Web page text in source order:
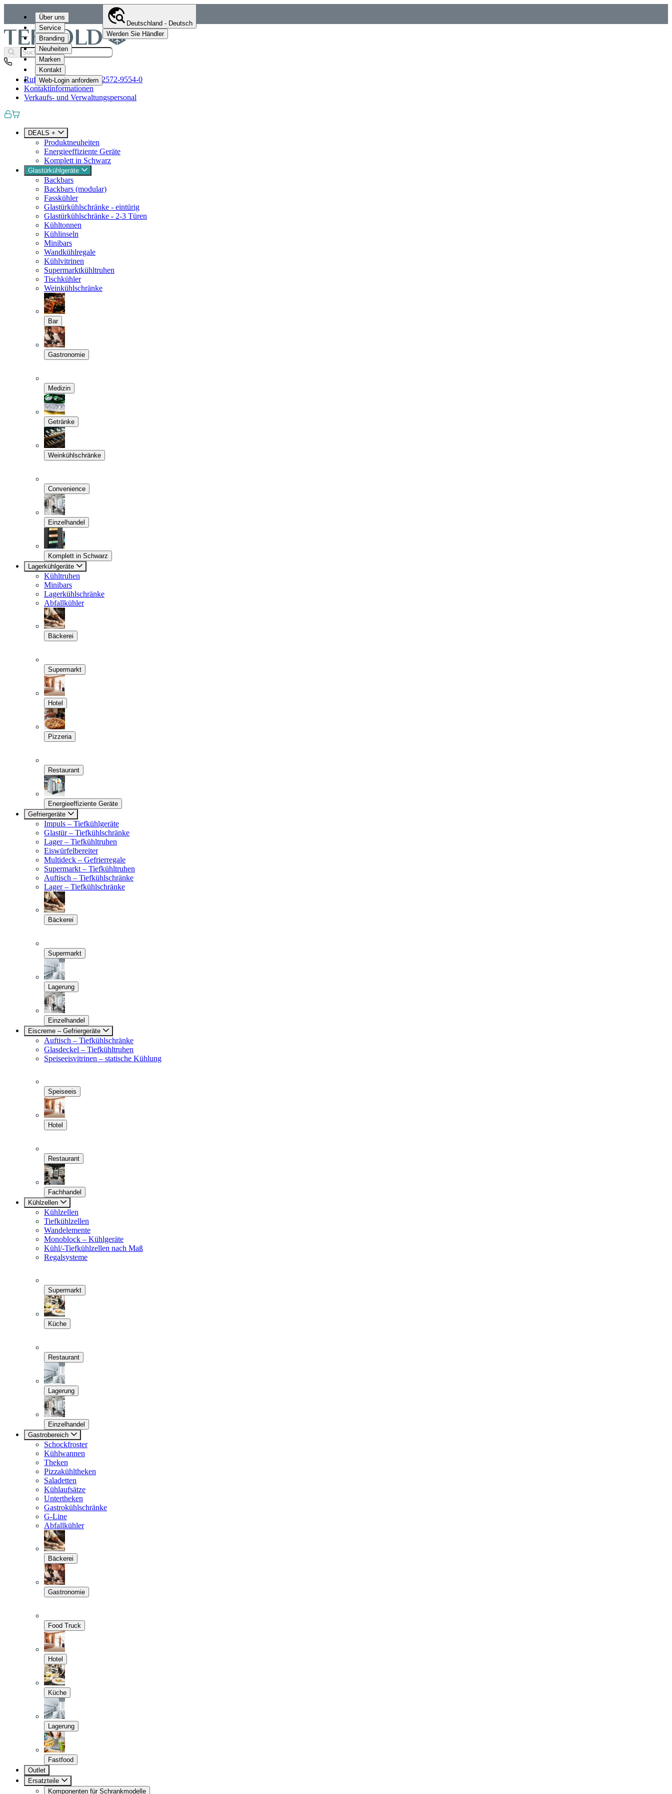
Über uns
Service
Branding
Neuheiten
Marken
Kontakt
Web-Login anfordern
Deutschland - Deutsch
Werden Sie Händler
Rufen Sie uns an+49 (0)2572-9554-0
Kontaktinformationen
Verkaufs- und Verwaltungspersonal
DEALS +
Produktneuheiten
Energieeffiziente Geräte
Komplett in Schwarz
Glastürkühlgeräte
Backbars
Backbars (modular)
Fasskühler
Glastürkühlschränke - eintürig
Glastürkühlschränke - 2-3 Türen
Kühltonnen
Kühlinseln
Minibars
Wandkühlregale
Kühlvitrinen
Supermarktkühltruhen
Tischkühler
Weinkühlschränke
Bar
Gastronomie
Medizin
Getränke
Weinkühlschränke
Convenience
Einzelhandel
Komplett in Schwarz
Lagerkühlgeräte
Kühltruhen
Minibars
Lagerkühlschränke
Abfallkühler
Bäckerei
Supermarkt
Hotel
Pizzeria
Restaurant
Energieeffiziente Geräte
Gefriergeräte
Impuls – Tiefkühlgeräte
Glastür – Tiefkühlschränke
Lager – Tiefkühltruhen
Eiswürfelbereiter
Multideck – Gefrierregale
Supermarkt – Tiefkühltruhen
Auftisch – Tiefkühlschränke
Lager – Tiefkühlschränke
Bäckerei
Supermarkt
Lagerung
Einzelhandel
Eiscreme – Gefriergeräte
Auftisch – Tiefkühlschränke
Glasdeckel – Tiefkühltruhen
Speiseeisvitrinen – statische Kühlung
Speiseeis
Hotel
Restaurant
Fachhandel
Kühlzellen
Kühlzellen
Tiefkühlzellen
Wandelemente
Monoblock – Kühlgeräte
Kühl/-Tiefkühlzellen nach Maß
Regalsysteme
Supermarkt
Küche
Restaurant
Lagerung
Einzelhandel
Gastrobereich
Schockfroster
Kühlwannen
Theken
Pizzakühltheken
Saladetten
Kühlaufsätze
Untertheken
Gastrokühlschränke
G-Line
Abfallkühler
Bäckerei
Gastronomie
Food Truck
Hotel
Küche
Lagerung
Fastfood
Outlet
Ersatzteile
Komponenten für Schrankmodelle